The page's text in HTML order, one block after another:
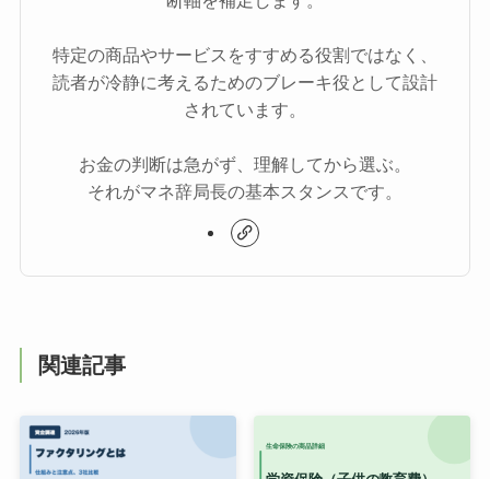
特定の商品やサービスをすすめる役割ではなく、
読者が冷静に考えるためのブレーキ役として設計
されています。
お金の判断は急がず、理解してから選ぶ。
それがマネ辞局長の基本スタンスです。
関連記事